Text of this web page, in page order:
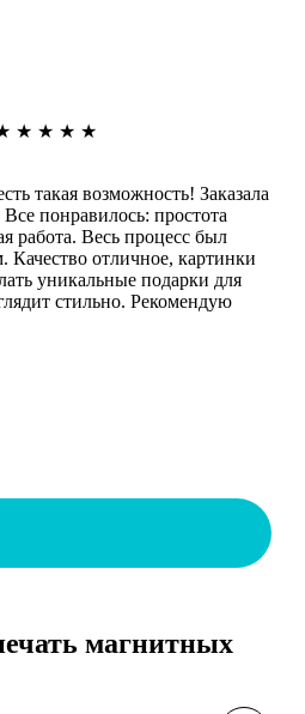
★ ★ ★ ★
такая возможность! Заказала
понравилось: простота
работа. Весь процесс был
отличное, картинки
уникальные подарки для
стильно. Рекомендую
магнитных